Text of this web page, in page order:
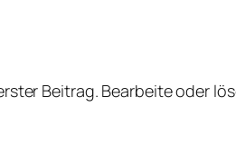
Beitrag. Bearbeite oder